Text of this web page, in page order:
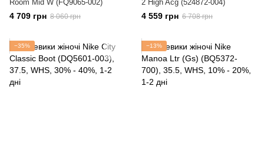
Room Mid W (FQ9065-002)
4 709 грн 8 060 грн
2 High Acg (524872-004)
4 559 грн 6 708 грн
−35% −13%